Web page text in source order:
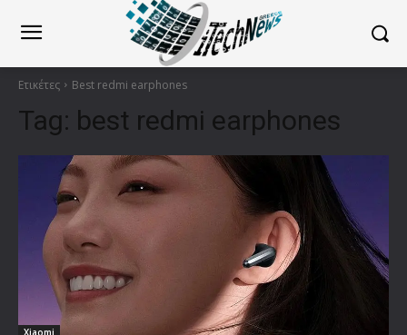
Ετικέτες Best redmi earphones
Tag: best redmi earphones
Xiaomi